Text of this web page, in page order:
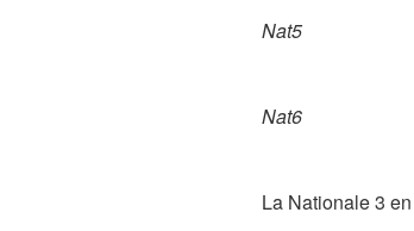
Nat5
Nat6
La Nationale 3